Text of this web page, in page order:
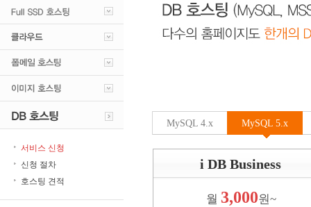
서비스 신청
신청 절차
호스팅 견적
MySQL 4.x MySQL 5.x
i DB Business
월 3,000원~